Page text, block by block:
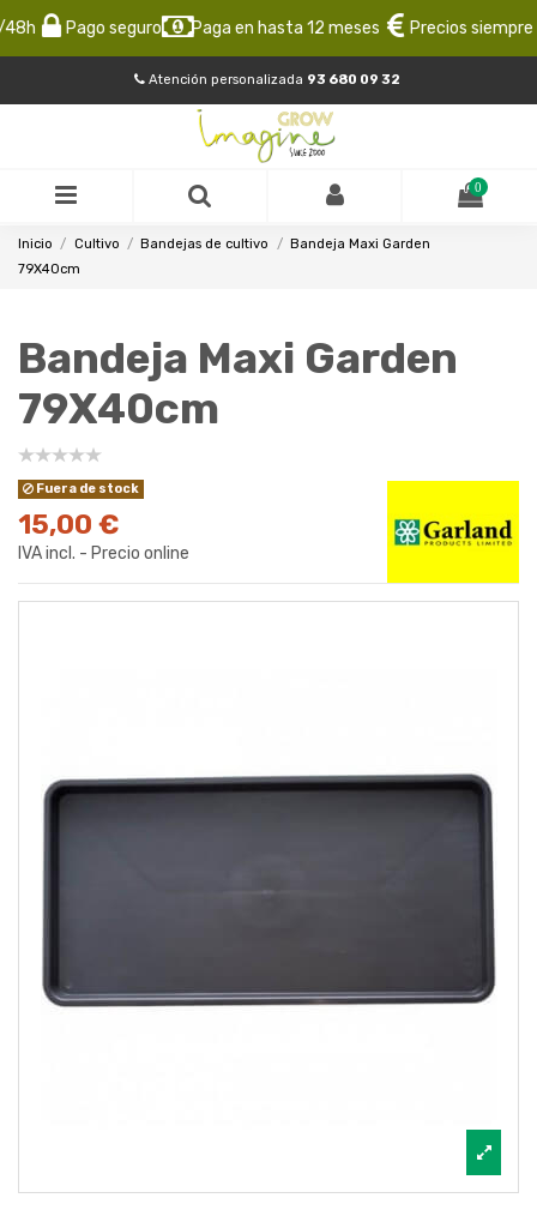
Pago seguro Paga en hasta 12 meses Precios siempre
Atención personalizada 93 680 09 32
0
Inicio Cultivo Bandejas de cultivo
Bandeja Maxi Garden
79X40cm
Bandeja Maxi Garden
79X40cm
Fuera de stock
15,00 €
IVA incl. - Precio online